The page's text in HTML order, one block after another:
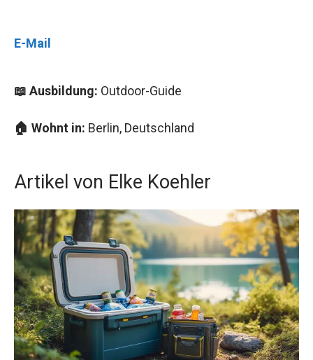
E-Mail
📖 Ausbildung: Outdoor-Guide
🏠 Wohnt in: Berlin, Deutschland
Artikel von Elke Koehler